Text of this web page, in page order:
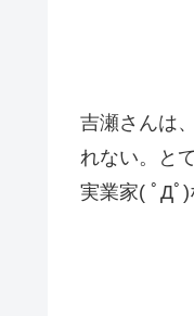
吉瀬さんは
れない。と
実業家( ﾟДﾟ)